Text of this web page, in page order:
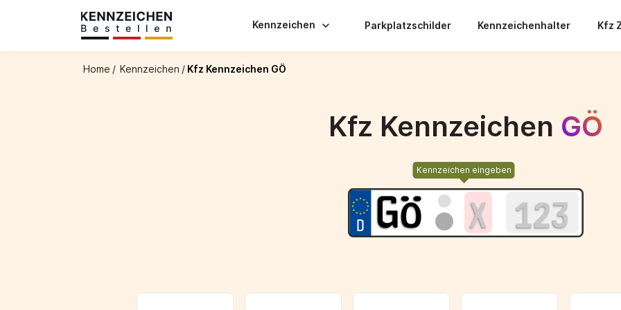
Kennzeichen Parkplatzschilder Kennzeichenhalter Kfz
Home / Kennzeichen / Kfz Kennzeichen GÖ
Kfz Kennzeichen GÖ
Kennzeichen eingeben